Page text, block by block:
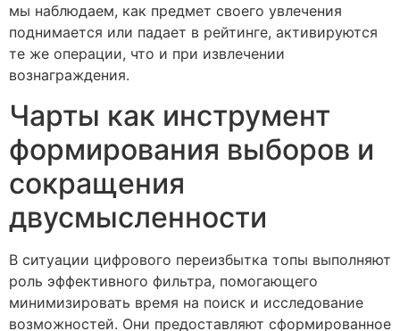
мы наблюдаем, как предмет своего увлечения
поднимается или падает в рейтинге, активируются
те же операции, что и при извлечении
вознаграждения.
Чарты как инструмент
формирования выборов и
сокращения
двусмысленности
В ситуации цифрового переизбытка топы выполняют
роль эффективного фильтра, помогающего
минимизировать время на поиск и исследование
возможностей. Они предоставляют сформированное